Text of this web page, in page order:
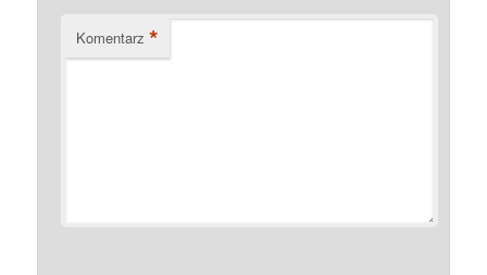
Komentarz *